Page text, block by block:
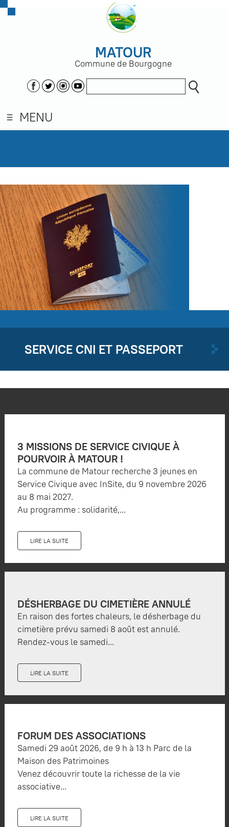
MATOUR
Commune de Bourgogne
MENU
SERVICE CNI ET PASSEPORT
3 MISSIONS DE SERVICE CIVIQUE À
POURVOIR À MATOUR !
La commune de Matour recherche 3 jeunes en
Service Civique avec InSite, du 9 novembre 2026
au 8 mai 2027.
Au programme : solidarité,...
LIRE LA SUITE
DÉSHERBAGE DU CIMETIÈRE ANNULÉ
En raison des fortes chaleurs, le désherbage du
cimetière prévu samedi 8 août est annulé.
Rendez-vous le samedi...
LIRE LA SUITE
FORUM DES ASSOCIATIONS
Samedi 29 août 2026, de 9 h à 13 h Parc de la
Maison des Patrimoines
Venez découvrir toute la richesse de la vie
associative...
LIRE LA SUITE